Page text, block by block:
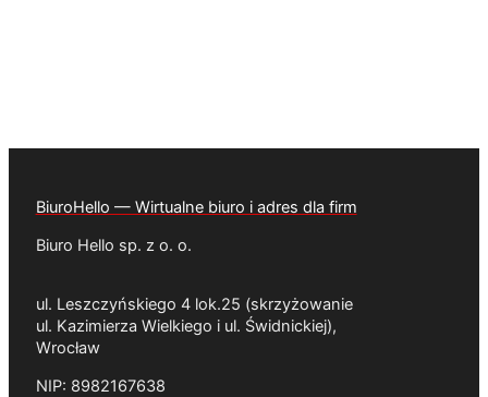
BiuroHello — Wirtualne biuro i adres dla firm
Biuro Hello sp. z o. o.
ul. Leszczyńskiego 4 lok.25 (skrzyżowanie
ul. Kazimierza Wielkiego i ul. Świdnickiej),
Wrocław
NIP: 8982167638